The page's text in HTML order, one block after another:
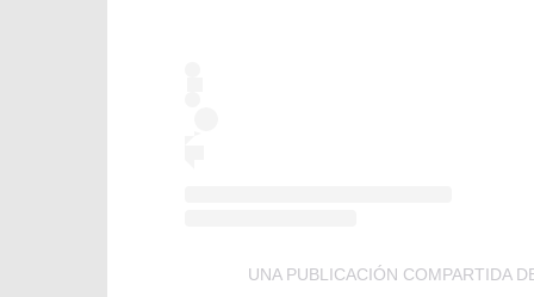
UNA PUBLICACIÓN COMPARTIDA